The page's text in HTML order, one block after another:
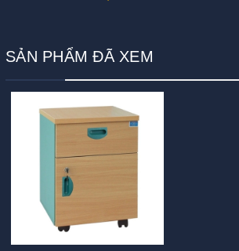
SẢN PHẨM ĐÃ XEM